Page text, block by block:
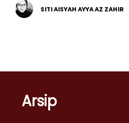
SITI AISYAH AYYA AZ ZAHIR
Arsip